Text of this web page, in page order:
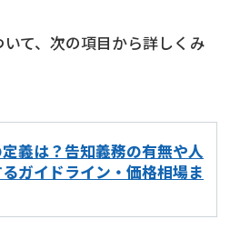
て、次の項目から詳しくみ
義は？告知義務の有無や人
ガイドライン・価格相場ま